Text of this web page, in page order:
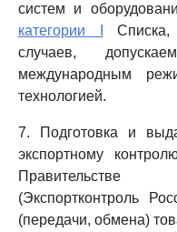
систем и
категории I
Списка,
случаев,
международным
технологией.
7. Подготовка и
экспортному
Правительстве
(Экспортконтроль
(передачи, обмена)